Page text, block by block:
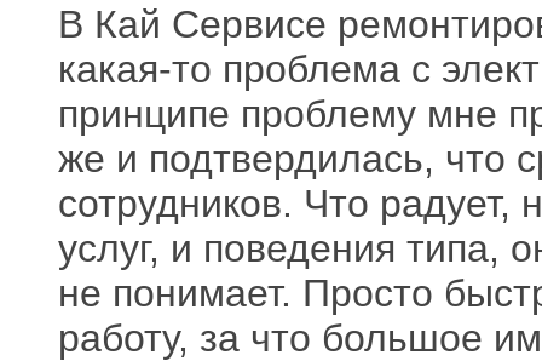
В Кай Сервисе
какая-то проблема с
принципе проблему мне
же и подтвердилась, что
сотрудников. Что
услуг, и поведения типа,
не понимает. Просто
работу, за что большое